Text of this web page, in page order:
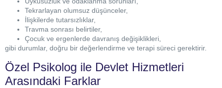
Tekrarlayan olumsuz düşünceler,
İlişkilerde tutarsızlıklar,
Travma sonrası belirtiler,
Çocuk ve ergenlerde davranış değişiklikleri,
gibi durumlar, doğru bir değerlendirme ve terapi süreci gerektirir.
Özel Psikolog ile Devlet Hizmetleri
Arasındaki Farklar